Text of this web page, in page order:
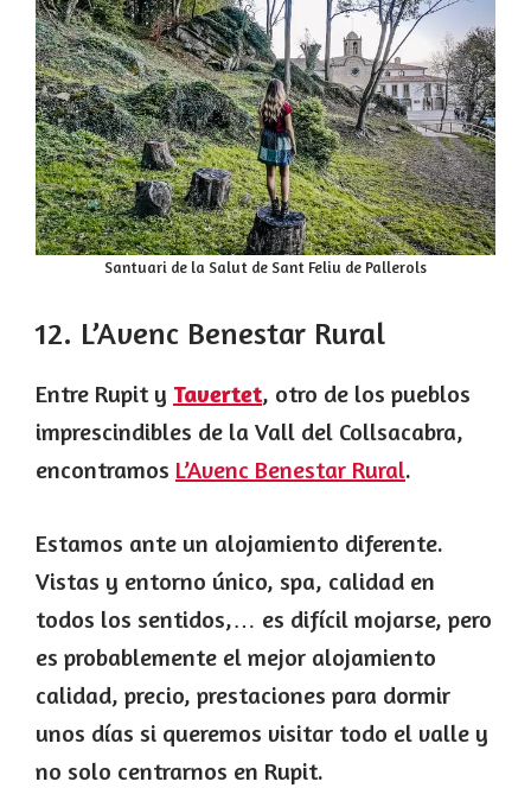
Santuari de la Salut de Sant Feliu de Pallerols
12. L’Avenc Benestar Rural
Entre Rupit y Tavertet, otro de los pueblos
imprescindibles de la Vall del Collsacabra,
encontramos L’Avenc Benestar Rural.
Estamos ante un alojamiento diferente.
Vistas y entorno único, spa, calidad en
todos los sentidos,… es difícil mojarse, pero
es probablemente el mejor alojamiento
calidad, precio, prestaciones para dormir
unos días si queremos visitar todo el valle y
no solo centrarnos en Rupit.